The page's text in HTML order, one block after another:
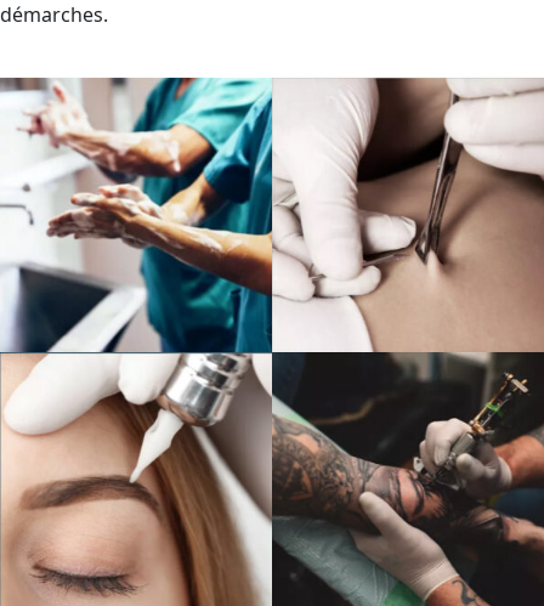
démarches.